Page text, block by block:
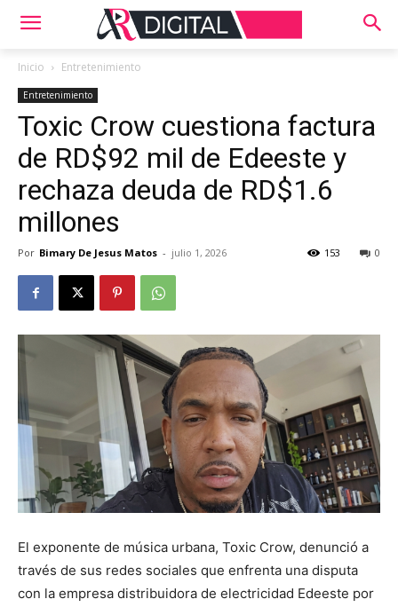
Inicio Entretenimiento
Entretenimiento
Toxic Crow cuestiona factura
de RD$92 mil de Edeeste y
rechaza deuda de RD$1.6
millones
Por Bimary De Jesus Matos - julio 1, 2026 0
153
El exponente de música urbana, Toxic Crow, denunció a
través de sus redes sociales que enfrenta una disputa
con la empresa distribuidora de electricidad Edeeste por